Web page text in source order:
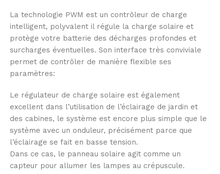
La technologie PWM est un contrôleur de charge
intelligent, polyvalent il régule la charge solaire et
protège votre batterie des décharges profondes et
surcharges éventuelles. Son interface très conviviale
permet de contrôler de manière flexible ses
paramètres:
Le régulateur de charge solaire est également
excellent dans l’utilisation de l’éclairage de jardin et
des cabines, le système est encore plus simple que le
système avec un onduleur, précisément parce que
l’éclairage se fait en basse tension.
Dans ce cas, le panneau solaire agit comme un
capteur pour allumer les lampes au crépuscule.